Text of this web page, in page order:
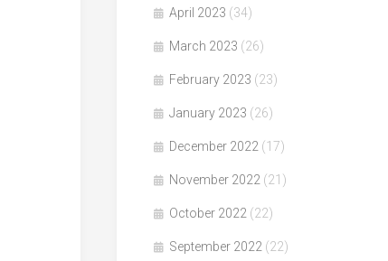
April 2023 (34)
March 2023 (26)
February 2023 (23)
January 2023 (26)
December 2022 (17)
November 2022 (21)
October 2022 (22)
September 2022 (22)